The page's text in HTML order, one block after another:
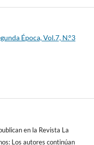
Época, Vol.7, N.°3
en la Revista La
Los autores continúan